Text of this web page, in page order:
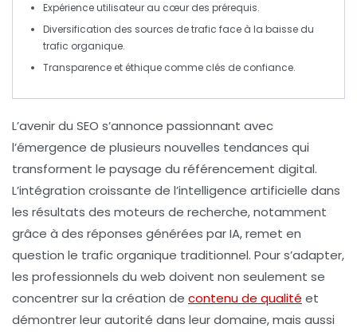
Expérience utilisateur au cœur des prérequis.
Diversification des sources de trafic face à la baisse du
trafic organique.
Transparence et éthique comme clés de confiance.
L’avenir du SEO s’annonce passionnant avec
l’émergence de plusieurs nouvelles tendances qui
transforment le paysage du référencement digital.
L’intégration croissante de l’intelligence artificielle dans
les résultats des moteurs de recherche, notamment
grâce à des réponses générées par IA, remet en
question le trafic organique traditionnel. Pour s’adapter,
les professionnels du web doivent non seulement se
concentrer sur la création de contenu de qualité et
démontrer leurautorité dans leur domaine, mais aussi